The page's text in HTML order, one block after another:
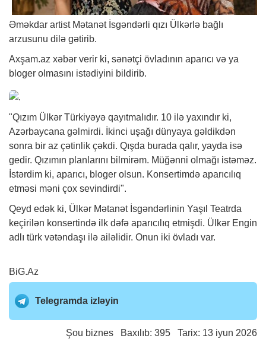
Əməkdar artist Mətanət İsgəndərli qızı Ülkərlə bağlı
arzusunu dilə gətirib.
Axşam.az xəbər verir ki, sənətçi övladının aparıcı və ya
bloger olmasını istədiyini bildirib.
"Qızım Ülkər Türkiyəyə qayıtmalıdır. 10 ilə yaxındır ki,
Azərbaycana gəlmirdi. İkinci uşağı dünyaya gəldikdən
sonra bir az çətinlik çəkdi. Qışda burada qalır, yayda isə
gedir. Qızımın planlarını bilmirəm. Müğənni olmağı istəməz.
İstərdim ki, aparıcı, bloger olsun. Konsertimdə aparıcılıq
etməsi məni çox sevindirdi".
Qeyd edək ki, Ülkər Mətanət İsgəndərlinin Yaşıl Teatrda
keçirilən konsertində ilk dəfə aparıcılıq etmişdi. Ülkər Engin
adlı türk vətəndaşı ilə ailəlidir. Onun iki övladı var.
BiG.Az
Telegramda izləyin
Şou biznes Baxılıb: 395 Tarix: 13 iyun 2026